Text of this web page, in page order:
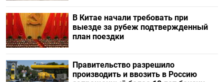
В Китае начали требовать при
выезде за рубеж подтвержденный
план поездки
Правительство разрешило
производить и ввозить в Россию